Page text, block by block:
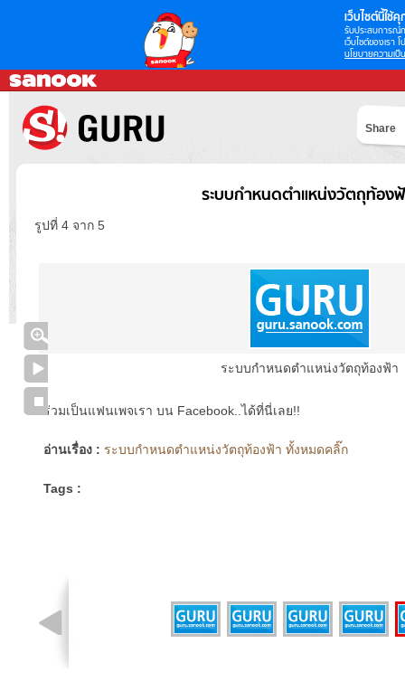
เว็บไซต์นี้ใช้คุ
รับประสบการณ์
เว็บไซต์ของเรา
นโยบายความเป็
Share
ระบบกำหนดตำแหน่งวัตถุท้อง
รูปที่ 4 จาก 5
ระบบกำหนดตำแหน่งวัตถุท้องฟ้า
ร่วมเป็นแฟนเพจเรา บน Facebook..ได้ที่นี่เลย!!
อ่านเรื่อง : ระบบกำหนดตำแหน่งวัตถุท้องฟ้า ทั้งหมดคลิ๊ก
Tags :